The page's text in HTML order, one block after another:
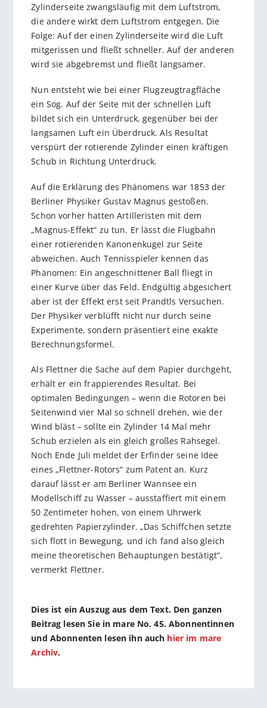
Zylinderseite zwangsläufig mit dem Luftstrom,
die andere wirkt dem Luftstrom entgegen. Die
Folge: Auf der einen Zylinderseite wird die Luft
mitgerissen und fließt schneller. Auf der anderen
wird sie abgebremst und fließt langsamer.
Nun entsteht wie bei einer Flugzeugtragfläche
ein Sog. Auf der Seite mit der schnellen Luft
bildet sich ein Unterdruck, gegenüber bei der
langsamen Luft ein Überdruck. Als Resultat
verspürt der rotierende Zylinder einen kräftigen
Schub in Richtung Unterdruck.
Auf die Erklärung des Phänomens war 1853 der
Berliner Physiker Gustav Magnus gestoßen.
Schon vorher hatten Artilleristen mit dem
„Magnus-Effekt“ zu tun. Er lässt die Flugbahn
einer rotierenden Kanonenkugel zur Seite
abweichen. Auch Tennisspieler kennen das
Phänomen: Ein angeschnittener Ball fliegt in
einer Kurve über das Feld. Endgültig abgesichert
aber ist der Effekt erst seit Prandtls Versuchen.
Der Physiker verblüfft nicht nur durch seine
Experimente, sondern präsentiert eine exakte
Berechnungsformel.
Als Flettner die Sache auf dem Papier durchgeht,
erhält er ein frappierendes Resultat. Bei
optimalen Bedingungen – wenn die Rotoren bei
Seitenwind vier Mal so schnell drehen, wie der
Wind bläst – sollte ein Zylinder 14 Mal mehr
Schub erzielen als ein gleich großes Rahsegel.
Noch Ende Juli meldet der Erfinder seine Idee
eines „Flettner-Rotors“ zum Patent an. Kurz
darauf lässt er am Berliner Wannsee ein
Modellschiff zu Wasser – ausstaffiert mit einem
50 Zentimeter hohen, von einem Uhrwerk
gedrehten Papierzylinder. „Das Schiffchen setzte
sich flott in Bewegung, und ich fand also gleich
meine theoretischen Behauptungen bestätigt“,
vermerkt Flettner.
Dies ist ein Auszug aus dem Text. Den ganzen
Beitrag lesen Sie in mare No. 45. Abonnentinnen
und Abonnenten lesen ihn auch hier im mare
Archiv.